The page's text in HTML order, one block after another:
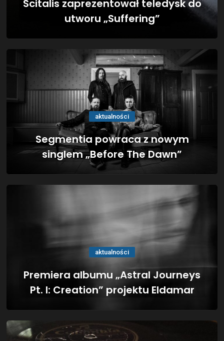
Scitalis zaprezentował teledysk do
utworu „Suffering”
aktualności
Segmentia powraca z nowym
singlem „Before The Dawn”
aktualności
Premiera albumu „Astral Journeys
Pt. I: Creation” projektu Eldamar